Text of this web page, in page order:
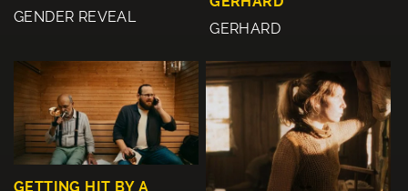
GENDER REVEAL
GERHARD
GETTING HIT BY A